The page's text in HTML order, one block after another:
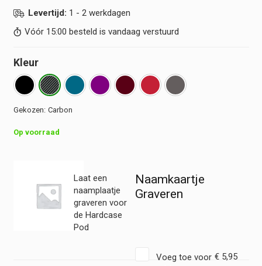
Levertijd: 1 - 2 werkdagen
Vóór 15:00 besteld is vandaag verstuurd
Kleur
Carbon
Op voorraad
Naamkaartje
Graveren
Laat een
naamplaatje
graveren voor
de Hardcase
Pod
Voeg toe voor € 5,95